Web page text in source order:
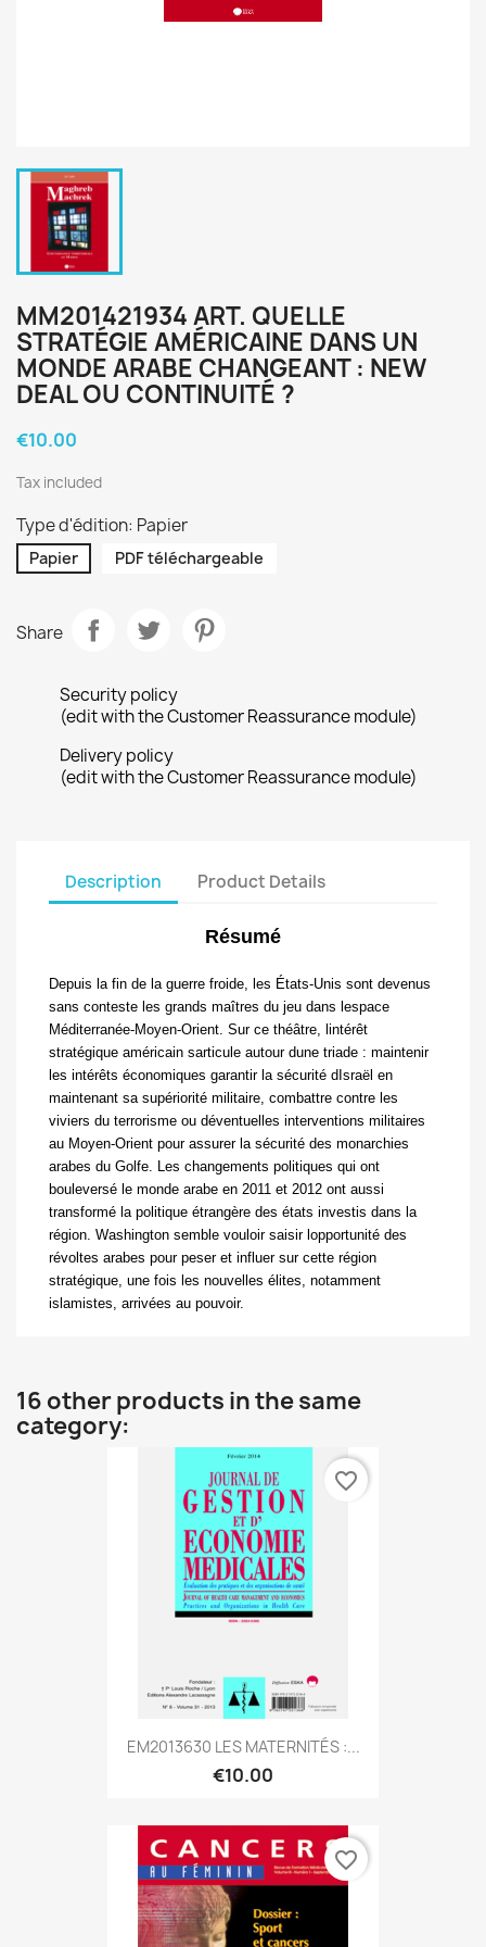
MM201421934 ART. QUELLE
STRATÉGIE AMÉRICAINE DANS UN
MONDE ARABE CHANGEANT : NEW
DEAL OU CONTINUITÉ ?
€10.00
Tax included
Type d'édition: Papier
Papier PDF téléchargeable
Share
Security policy
(edit with the Customer Reassurance module)
Delivery policy
(edit with the Customer Reassurance module)
Description Product Details
Résumé
Depuis la fin de la guerre froide, les États-Unis sont devenus
sans conteste les grands maîtres du jeu dans lespace
Méditerranée-Moyen-Orient. Sur ce théâtre, lintérêt
stratégique américain sarticule autour dune triade : maintenir
les intérêts économiques garantir la sécurité dIsraël en
maintenant sa supériorité militaire, combattre contre les
viviers du terrorisme ou déventuelles interventions militaires
au Moyen-Orient pour assurer la sécurité des monarchies
arabes du Golfe. Les changements politiques qui ont
bouleversé le monde arabe en 2011 et 2012 ont aussi
transformé la politique étrangère des états investis dans la
région. Washington semble vouloir saisir lopportunité des
révoltes arabes pour peser et influer sur cette région
stratégique, une fois les nouvelles élites, notamment
islamistes, arrivées au pouvoir.
16 other products in the same
category:
EM2013630 LES MATERNITÉS :...
€10.00
favorite_border
favorite_border